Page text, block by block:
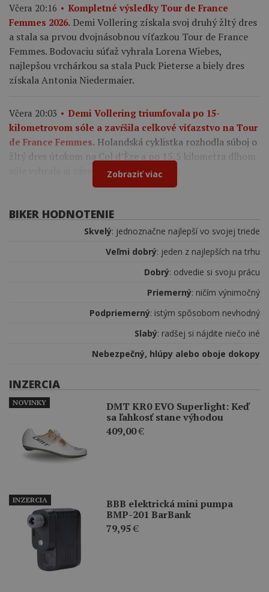
Včera 20:16
Kompletné výsledky Tour de France
Femmes 2026. Demi Vollering získala svoj druhý žltý dres
a stala sa prvou dvojnásobnou víťazkou Tour de France
Femmes. Bodovaciu súťaž vyhrala Lorena Wiebes,
najlepšou vrchárkou sa stala Puck Pieterse a biely dres
získala Antonia Niedermaier.
Včera 20:03
Demi Vollering triumfovala po 15-
kilometrovom sóle a zavŕšila celkové víťazstvo na Tour
de France Femmes. Holandská cyklistka rozhodla súboj o
žltý dres útokom na Col d’Èze a po 15,5 kilometra dlhom
sóle vyhrala aj záverečnú deviatu etapu.
Zobraziť viac
BIKER HODNOTENIE
Skvelý: jednoznačne najlepší vo svojej triede
Veľmi dobrý: jeden z najlepších na trhu
Dobrý: odvedie si svoju prácu
Priemerný: ničím výnimočný
Podpriemerný: istým spôsobom nevhodný
Slabý: radšej si nájdite niečo iné
Nebezpečný, hlúpy alebo oboje dokopy
INZERCIA
DMT KR0 EVO Superlight: Keď
sa ľahkosť stane výhodou
409,00€
NOVINKY
BBB elektrická mini pumpa
BMP-201 BarBank
79,95€
INZERCIA